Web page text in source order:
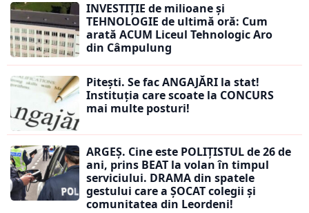
INVESTIȚIE de milioane și
TEHNOLOGIE de ultimă oră: Cum
arată ACUM Liceul Tehnologic Aro
din Câmpulung
Pitești. Se fac ANGAJĂRI la stat!
Instituția care scoate la CONCURS
mai multe posturi!
ARGEȘ. Cine este POLIȚISTUL de 26 de
ani, prins BEAT la volan în timpul
serviciului. DRAMA din spatele
gestului care a ȘOCAT colegii și
comunitatea din Leordeni!